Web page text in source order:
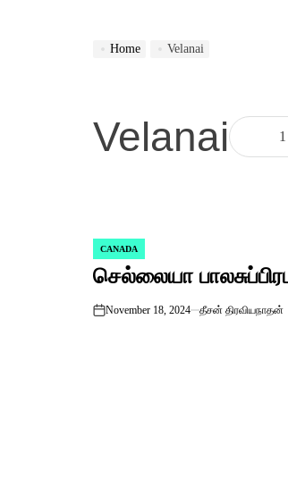
Home Velanai
Velanai
POSTED
IN
CANADA
செல்லையா
on
November 18, 2024 தீசன் திரவியநாதன்